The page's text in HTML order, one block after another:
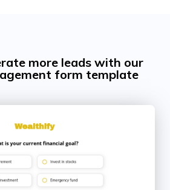
more leads with our
form template